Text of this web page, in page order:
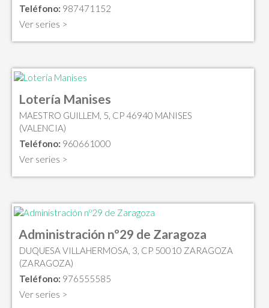
Teléfono: 987471152
Ver series >
Lotería Manises
MAESTRO GUILLEM, 5, CP 46940 MANISES
(VALENCIA)
Teléfono: 960661000
Ver series >
Administración nº29 de Zaragoza
DUQUESA VILLAHERMOSA, 3, CP 50010 ZARAGOZA
(ZARAGOZA)
Teléfono: 976555585
Ver series >